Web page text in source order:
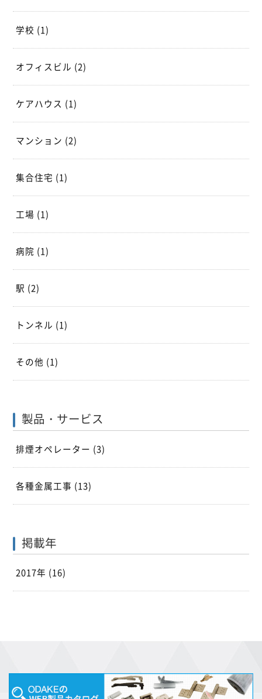
学校 (1)
オフィスビル (2)
ケアハウス (1)
マンション (2)
集合住宅 (1)
工場 (1)
病院 (1)
駅 (2)
トンネル (1)
その他 (1)
製品・サービス
排煙オペレーター (3)
各種金属工事 (13)
掲載年
2017年 (16)